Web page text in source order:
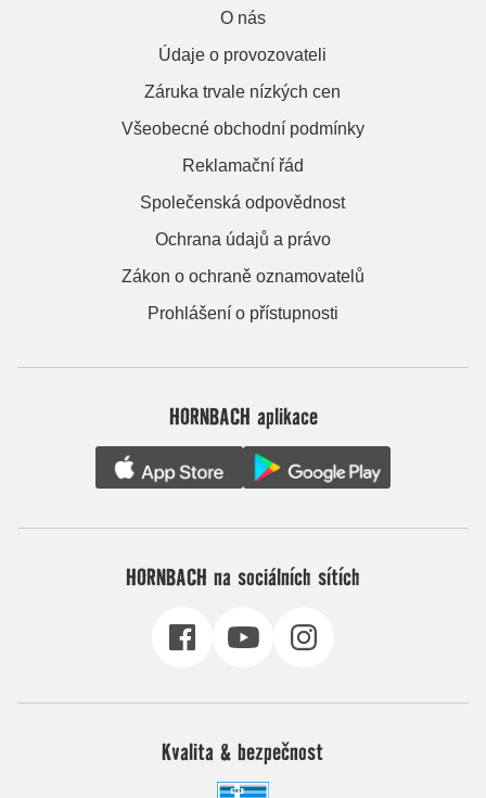
O nás
Údaje o provozovateli
Záruka trvale nízkých cen
Všeobecné obchodní podmínky
Reklamační řád
Společenská odpovědnost
Ochrana údajů a právo
Zákon o ochraně oznamovatelů
Prohlášení o přístupnosti
HORNBACH aplikace
HORNBACH na sociálních sítích
Kvalita & bezpečnost